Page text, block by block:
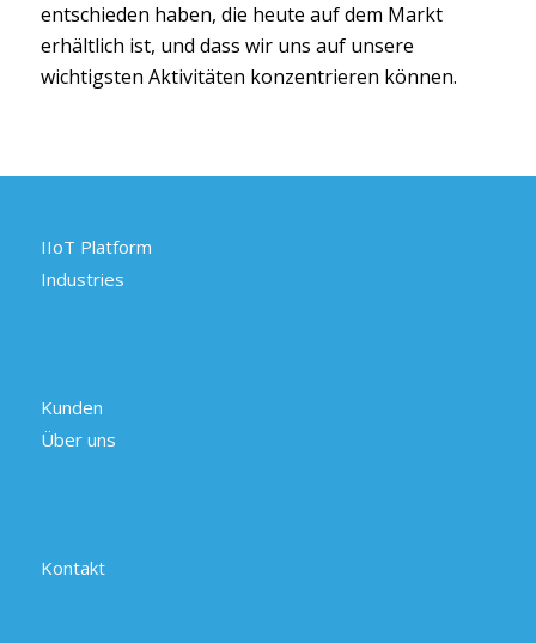
entschieden haben, die heute auf dem Markt
erhältlich ist, und dass wir uns auf unsere
wichtigsten Aktivitäten konzentrieren können.
IIoT Platform
Industries
Kunden
Über uns
Kontakt